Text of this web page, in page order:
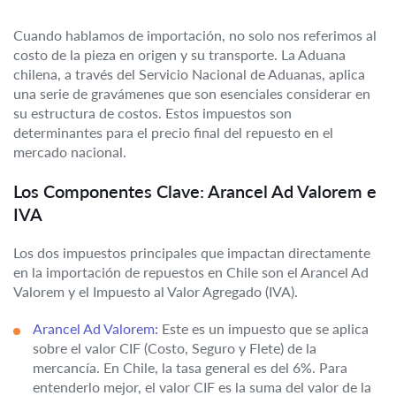
Cuando hablamos de importación, no solo nos referimos al
costo de la pieza en origen y su transporte. La Aduana
chilena, a través del Servicio Nacional de Aduanas, aplica
una serie de gravámenes que son esenciales considerar en
su estructura de costos. Estos impuestos son
determinantes para el precio final del repuesto en el
mercado nacional.
Los Componentes Clave: Arancel Ad Valorem e
IVA
Los dos impuestos principales que impactan directamente
en la importación de repuestos en Chile son el Arancel Ad
Valorem y el Impuesto al Valor Agregado (IVA).
Arancel Ad Valorem: Este es un impuesto que se aplica
sobre el valor CIF (Costo, Seguro y Flete) de la
mercancía. En Chile, la tasa general es del 6%. Para
entenderlo mejor, el valor CIF es la suma del valor de la